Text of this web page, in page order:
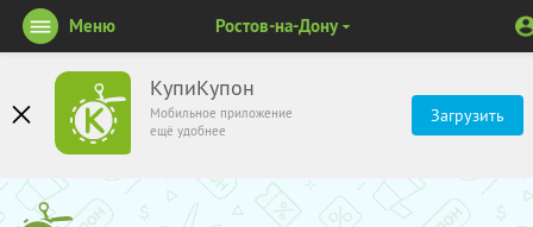
КупиКупон
Мобильное приложение
ещё удобнее
Загрузить
Меню Ростов-на-Дону